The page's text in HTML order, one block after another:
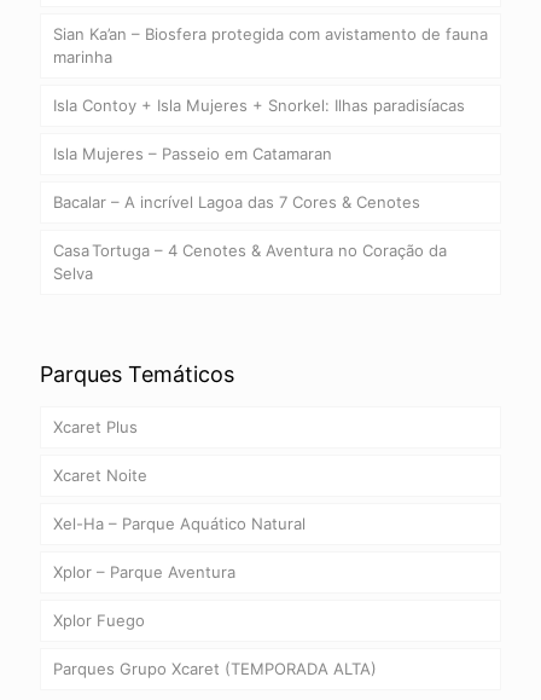
Sian Ka’an – Biosfera protegida com avistamento de fauna
marinha
Isla Contoy + Isla Mujeres + Snorkel: Ilhas paradisíacas
Isla Mujeres – Passeio em Catamaran
Bacalar – A incrível Lagoa das 7 Cores & Cenotes
Casa Tortuga – 4 Cenotes & Aventura no Coração da
Selva
Parques Temáticos
Xcaret Plus
Xcaret Noite
Xel-Ha – Parque Aquático Natural
Xplor – Parque Aventura
Xplor Fuego
Parques Grupo Xcaret (TEMPORADA ALTA)